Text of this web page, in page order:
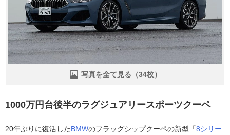
写真を全て見る（34枚）
1000万円台後半のラグジュアリースポーツクーペ
20年ぶりに復活したBMWのフラッグシップクーペの新型「8シリー